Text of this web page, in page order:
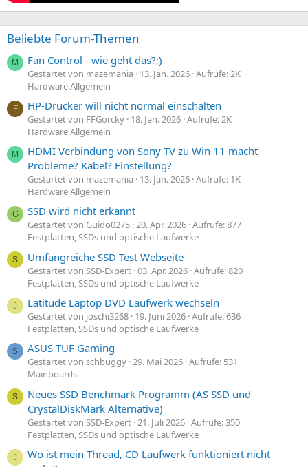
Beliebte Forum-Themen
M Fan Control - wie geht das?;)
Gestartet von mazemania 13. Jan. 2026 Aufrufe: 2K
Hardware Allgemein
F HP-Drucker will nicht normal einschalten
Gestartet von FFGorcky 18. Jan. 2026 Aufrufe: 2K
Hardware Allgemein
M
HDMI Verbindung von Sony TV zu Win 11 macht
Probleme? Kabel? Einstellung?
Gestartet von mazemania 13. Jan. 2026 Aufrufe: 1K
Hardware Allgemein
G SSD wird nicht erkannt
Gestartet von Guido0275 20. Apr. 2026 Aufrufe: 877
Festplatten, SSDs und optische Laufwerke
S Umfangreiche SSD Test Webseite
Gestartet von SSD-Expert 03. Apr. 2026 Aufrufe: 820
Festplatten, SSDs und optische Laufwerke
J Latitude Laptop DVD Laufwerk wechseln
Gestartet von joschi3268 19. Juni 2026 Aufrufe: 636
Festplatten, SSDs und optische Laufwerke
S ASUS TUF Gaming
Gestartet von schbuggy 29. Mai 2026 Aufrufe: 531
Mainboards
S
Neues SSD Benchmark Programm (AS SSD und
CrystalDiskMark Alternative)
Gestartet von SSD-Expert 21. Juli 2026 Aufrufe: 350
Festplatten, SSDs und optische Laufwerke
J
Wo ist mein Thread, CD Laufwerk funktioniert nicht